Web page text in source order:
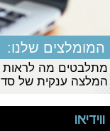
המומלצים שלנו:
מתלבטים מה לראות
המלצה ענקית של
ווידיאו